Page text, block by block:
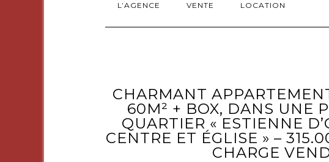
L’AGENCE VENTE LOCATION
CHARMANT
60M² + BOX, DANS UNE
QUARTIER « ESTIENNE
CENTRE ET ÉGLISE » –
CHARGE